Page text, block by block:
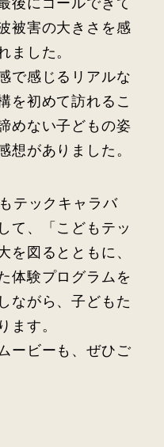
被害の大きさを感
ました。
で感じるリアルな
を初めて訪れるこ
めない子どもの姿
想がありました。
テックキャラバ
て、「こどもテッ
を図るとともに、
体験プログラムを
ながら、子どもた
ます。
ービーも、ぜひご